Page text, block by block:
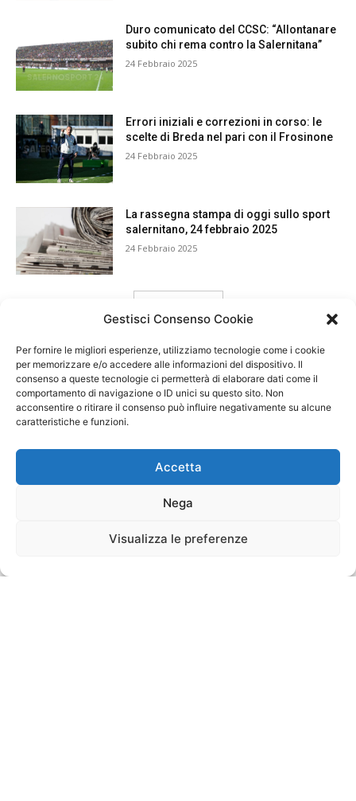
Gestisci Consenso Cookie
Per fornire le migliori esperienze, utilizziamo tecnologie come i cookie
per memorizzare e/o accedere alle informazioni del dispositivo. Il
consenso a queste tecnologie ci permetterà di elaborare dati come il
comportamento di navigazione o ID unici su questo sito. Non
acconsentire o ritirare il consenso può influire negativamente su alcune
caratteristiche e funzioni.
Accetta
Nega
Visualizza le preferenze
Duro comunicato del CCSC: “Allontanare
subito chi rema contro la Salernitana”
24 Febbraio 2025
Errori iniziali e correzioni in corso: le
scelte di Breda nel pari con il Frosinone
24 Febbraio 2025
La rassegna stampa di oggi sullo sport
salernitano, 24 febbraio 2025
24 Febbraio 2025